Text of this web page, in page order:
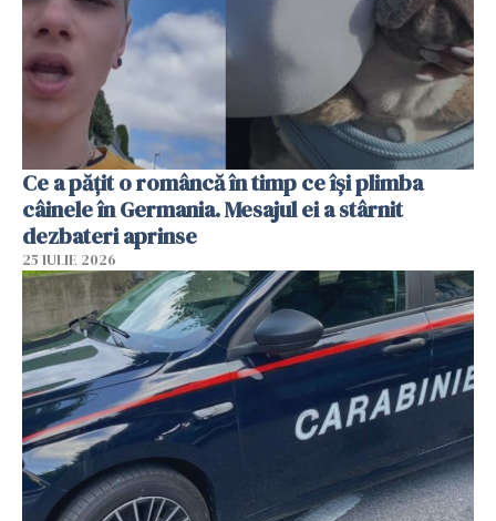
Ce a pățit o româncă în timp ce își plimba
câinele în Germania. Mesajul ei a stârnit
dezbateri aprinse
25 IULIE 2026